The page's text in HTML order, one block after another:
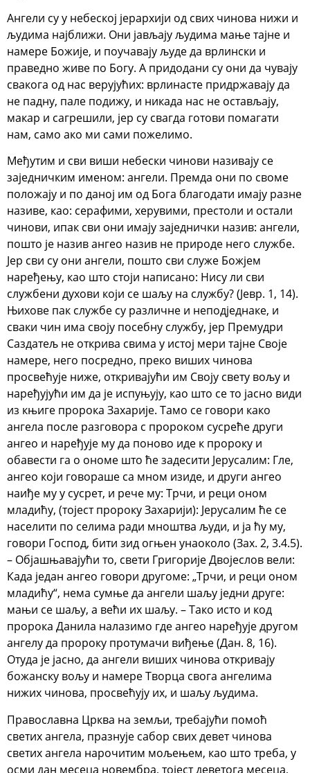
Ангели су у небеској јерархији од свих чинова нижи и
људима најближи. Они јављају људима мање тајне и
намере Божије, и поучавају људе да врлински и
праведно живе по Богу. А придодани су они да чувају
свакога од нас верујућих: врлинасте придржавају да
не падну, пале подижу, и никада нас не остављају,
макар и сагрешили, јер су свагда готови помагати
нам, само ако ми сами пожелимо.
Међутим и сви виши небески чинови називају се
заједничким именом: ангели. Премда они по своме
положају и по даној им од Бога благодати имају разне
називе, као: серафими, херувими, престоли и остали
чинови, ипак сви они имају заједнички назив: ангели,
пошто је назив ангео назив не природе него службе.
Јер сви су они ангели, пошто сви служе Божјем
наређењу, као што стоји написано: Нису ли сви
службени духови који се шаљу на службу? (Јевр. 1, 14).
Њихове пак службе су различне и неподједнаке, и
сваки чин има своју посебну службу, јер Премудри
Саздатељ не открива свима у истој мери тајне Своје
намере, него посредно, преко виших чинова
просвећује ниже, откривајући им Своју свету вољу и
наређујући им да је испуњују, као што се то јасно види
из књиге пророка Захарије. Тамо се говори како
ангела после разговора с пророком сусреће други
ангео и наређује му да поново иде к пророку и
обавести га о ономе што ће задесити Јерусалим: Гле,
ангео који говораше са мном изиде, и други ангео
наиђе му у сусрет, и рече му: Трчи, и реци оном
младићу, (тојест пророку Захарији): Јерусалим ће се
населити по селима ради мноштва људи, и ја ћу му,
говори Господ, бити зид огњен унаоколо (Зах. 2, 3.4.5).
– Објашњавајући то, свети Григорије Двојеслов вели:
Када један ангео говори другоме: „Трчи, и реци оном
младићу“, нема сумње да ангели шаљу једни друге:
мањи се шаљу, а већи их шаљу. – Тако исто и код
пророка Данила налазимо где ангео наређује другом
ангелу да пророку протумачи виђење (Дан. 8, 16).
Отуда је јасно, да ангели виших чинова откривају
божанску вољу и намере Творца свога ангелима
нижих чинова, просвећују их, и шаљу људима.
Православна Црква на земљи, требајући помоћ
светих ангела, празнује сабор свих девет чинова
светих ангела нарочитим мољењем, као што треба, у
осми дан месеца новембра, тојест деветога месеца,